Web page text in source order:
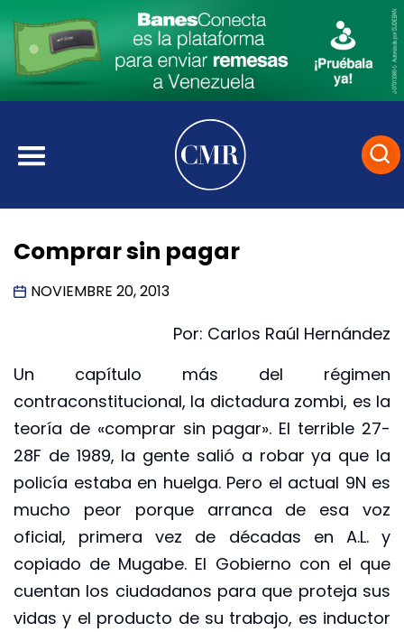
Comprar sin pagar
NOVIEMBRE 20, 2013
Por: Carlos Raúl Hernández
Un capítulo más del régimen
contraconstitucional, la dictadura zombi, es la
teoría de «comprar sin pagar». El terrible 27-
28F de 1989, la gente salió a robar ya que la
policía estaba en huelga. Pero el actual 9N es
mucho peor porque arranca de esa voz
oficial, primera vez de décadas en A.L. y
copiado de Mugabe. El Gobierno con el que
cuentan los ciudadanos para que proteja sus
vidas y el producto de su trabajo, es inductor